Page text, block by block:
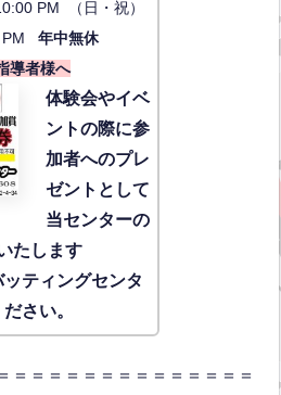
PM （日・祝）
PM 年中無休
導者様へ
体験会やイベ
ントの際に参
加者へのプレ
ゼントとして
当センターの
たします
ティングセンタ
さい。
＝＝＝＝＝＝＝＝＝＝＝＝＝＝